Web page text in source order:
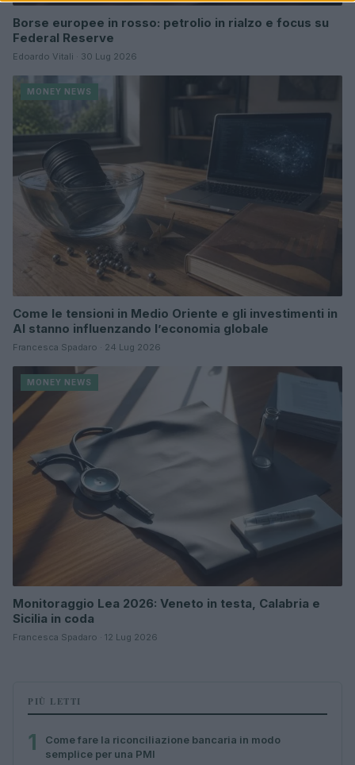
Borse europee in rosso: petrolio in rialzo e focus su
Federal Reserve
Edoardo Vitali · 30 Lug 2026
MONEY NEWS
Come le tensioni in Medio Oriente e gli investimenti in
AI stanno influenzando l’economia globale
Francesca Spadaro · 24 Lug 2026
MONEY NEWS
Monitoraggio Lea 2026: Veneto in testa, Calabria e
Sicilia in coda
Francesca Spadaro · 12 Lug 2026
PIÙ LETTI
1
Come fare la riconciliazione bancaria in modo
semplice per una PMI